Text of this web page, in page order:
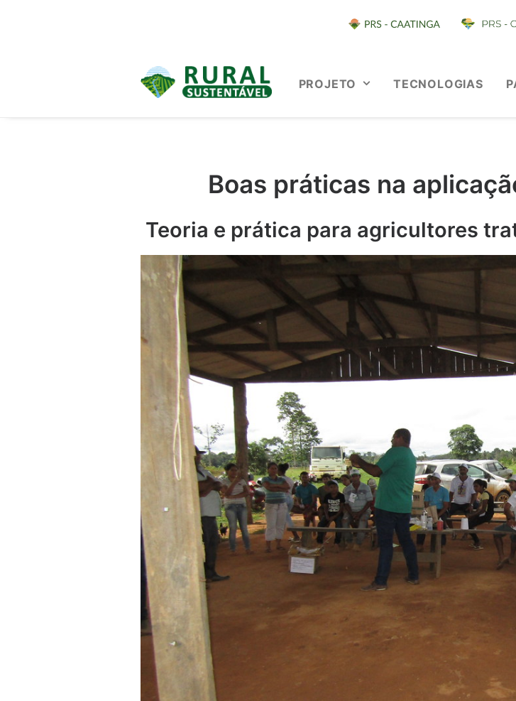
PROJETO TECNOLOGIAS
Boas práticas na
Teoria e prática para agricultores